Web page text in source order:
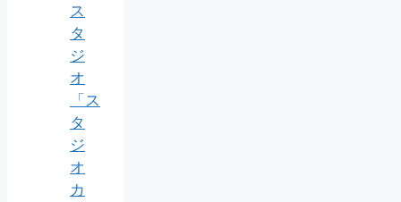
ス
タ
ジ
オ
「ス
タ
ジ
オ
カ